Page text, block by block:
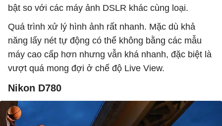
bật so với các máy ảnh DSLR khác cùng loại.
Quá trình xử lý hình ảnh rất nhanh. Mặc dù khả
năng lấy nét tự động có thể không bằng các mẫu
máy cao cấp hơn nhưng vẫn khá nhanh, đặc biệt là
vượt quá mong đợi ở chế độ Live View.
Nikon D780